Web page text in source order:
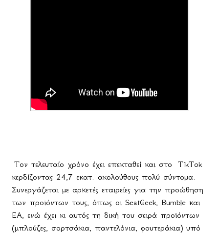
Τον τελευταίο χρόνο έχει επεκταθεί και στο
TikTok
κερδίζοντας 24,7 εκατ. ακολούθους πολύ σύντομα.
Συνεργάζεται με αρκετές εταιρείες για την προώθηση
των προϊόντων τους, όπως οι SeatGeek Bumble και
EA , ενώ έχει κι αυτός τη δική του σειρά προϊόντων
(μπλούζες, σορτσάκια, παντελόνια, φουτεράκια) υπό